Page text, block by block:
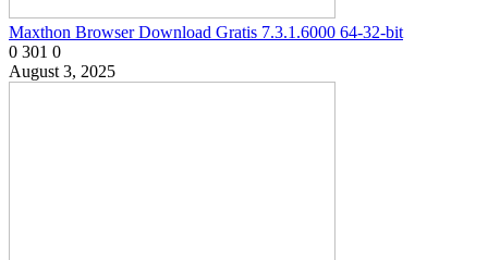
Maxthon Browser Download Gratis 7.3.1.6000 64-32-bit
0 301 0
August 3, 2025